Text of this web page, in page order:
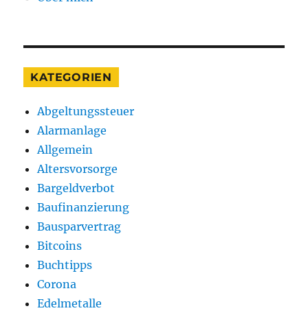
KATEGORIEN
Abgeltungssteuer
Alarmanlage
Allgemein
Altersvorsorge
Bargeldverbot
Baufinanzierung
Bausparvertrag
Bitcoins
Buchtipps
Corona
Edelmetalle